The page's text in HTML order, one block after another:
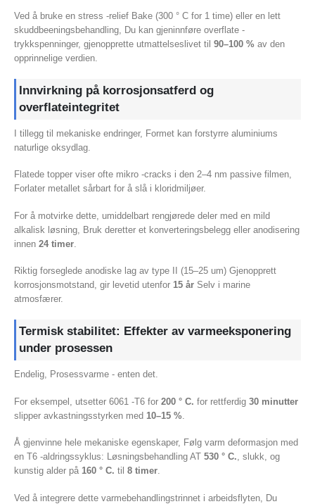
Ved å bruke en stress -relief Bake (300 ° C for 1 time) eller en lett
skuddbeeningsbehandling, Du kan gjeninnføre overflate -
trykkspenninger, gjenopprette utmattelseslivet til 90–100 % av den
opprinnelige verdien.
Innvirkning på korrosjonsatferd og
overflateintegritet
I tillegg til mekaniske endringer, Formet kan forstyrre aluminiums
naturlige oksydlag.
Flatede topper viser ofte mikro -cracks i den 2–4 nm passive filmen,
Forlater metallet sårbart for å slå i kloridmiljøer.
For å motvirke dette, umiddelbart rengjørede deler med en mild
alkalisk løsning, Bruk deretter et konverteringsbelegg eller anodisering
innen 24 timer
Riktig forseglede anodiske lag av type II (15–25 um) Gjenopprett
korrosjonsmotstand, gir levetid utenfor 15 år Selv i marine
atmosfærer.
Termisk stabilitet: Effekter av varmeeksponering
under prosessen
Endelig, Prosessvarme - enten det.
For eksempel, utsetter 6061 -T6 for 200 ° C. for rettferdig 30 minutter
slipper avkastningsstyrken med 10–15 %
Å gjenvinne hele mekaniske egenskaper, Følg varm deformasjon med
en T6 -aldringssyklus: Løsningsbehandling AT 530 ° C., slukk, og
kunstig alder på 160 ° C. til 8 timer.
Ved å integrere dette varmebehandlingstrinnet i arbeidsflyten, Du